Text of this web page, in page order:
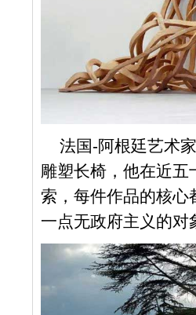
法国-阿根廷艺术
雕塑长椅，他在近
索，每件作品的核
一点无政府主义的对